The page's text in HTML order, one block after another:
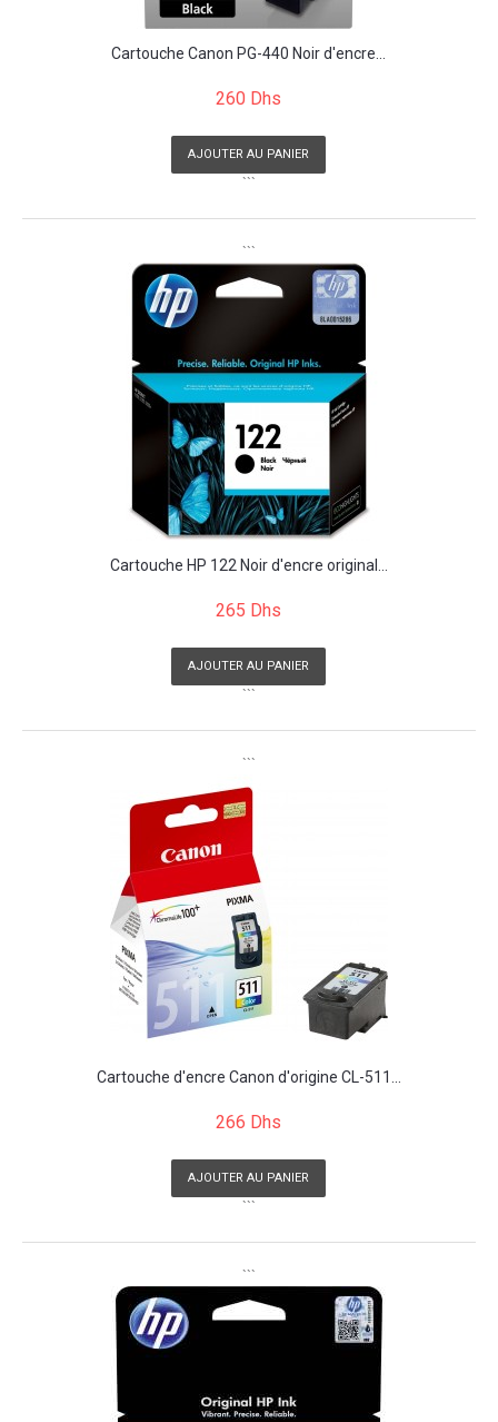
Cartouche Canon PG-440 Noir d'encre...
260 Dhs
AJOUTER AU PANIER
```
```
Cartouche HP 122 Noir d'encre original...
265 Dhs
AJOUTER AU PANIER
```
```
Cartouche d'encre Canon d'origine CL-511...
266 Dhs
AJOUTER AU PANIER
```
```